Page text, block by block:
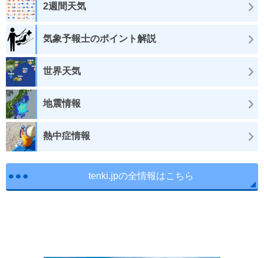
2週間天気
気象予報士のポイント解説
世界天気
地震情報
熱中症情報
tenki.jpの全情報はこちら